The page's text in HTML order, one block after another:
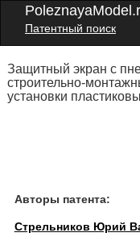
Патентный поиск
Защитный экран с
строительно-
установки
Авторы патента:
Стрельников Юрий